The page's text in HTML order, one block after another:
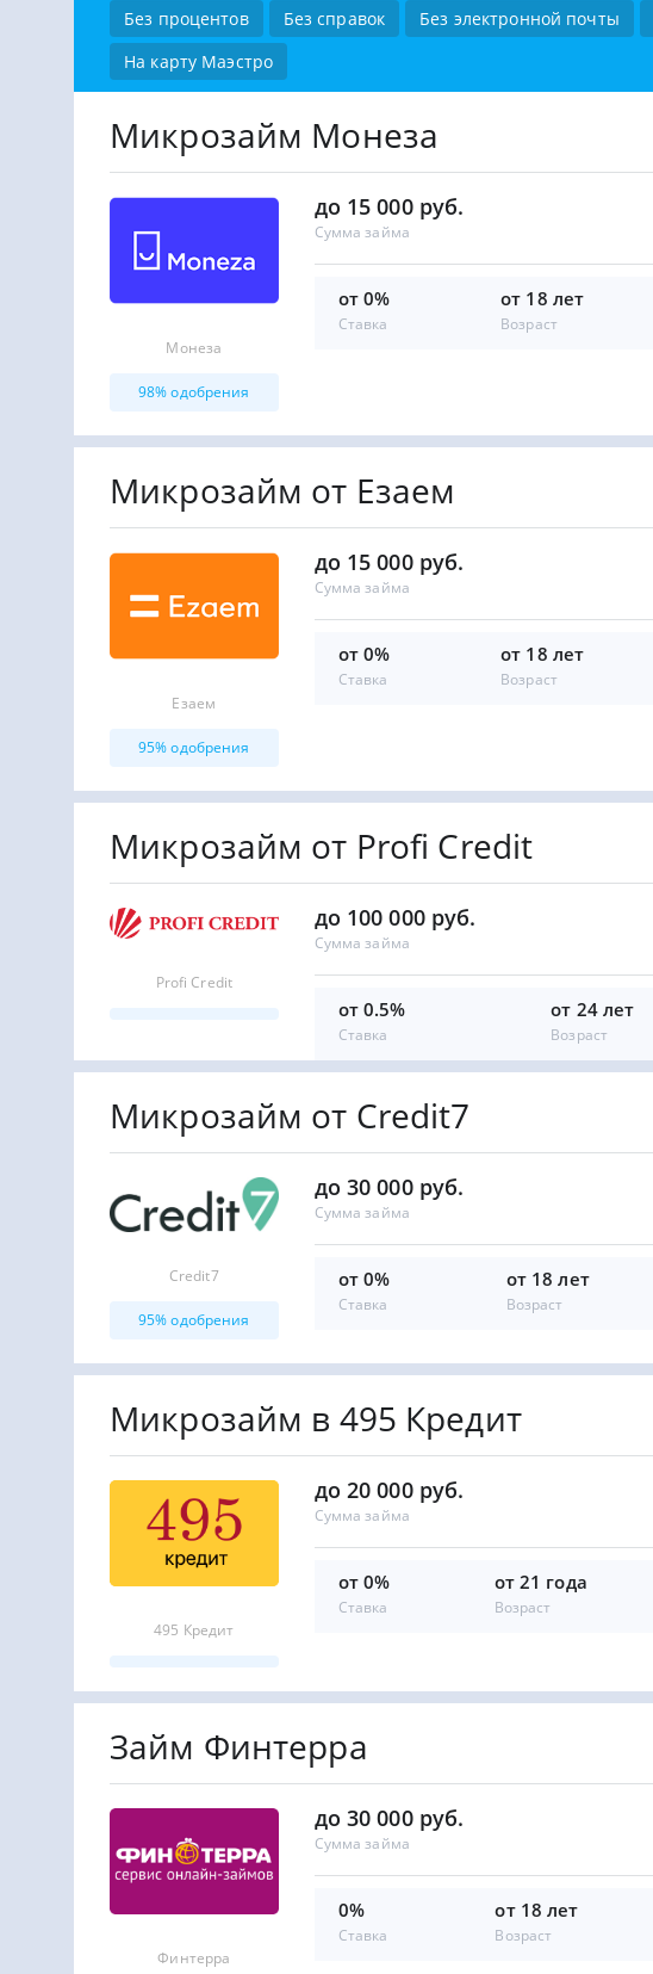
Без процентов
Без справок Без электронной почты
На карту Маэстро
Микрозайм Монеза
Монеза
98% одобрения
до 15 000 руб.
Сумма займа
от 0%
Ставка
от 18 лет
Возраст
Микрозайм от Езаем
Езаем
95% одобрения
до 15 000 руб.
Сумма займа
от 0%
Ставка
от 18 лет
Возраст
Микрозайм от Profi Credit
Profi Credit
до 100 000 руб.
Сумма займа
от 0.5%
Ставка
от 24 лет
Возраст
Микрозайм от Credit7
Credit7
95% одобрения
до 30 000 руб.
Сумма займа
от 0%
Ставка
от 18 лет
Возраст
Микрозайм в 495 Кредит
495 Кредит
до 20 000 руб.
Сумма займа
от 0%
Ставка
от 21 года
Возраст
Займ Финтерра
Финтерра
до 30 000 руб.
Сумма займа
0%
Ставка
от 18 лет
Возраст